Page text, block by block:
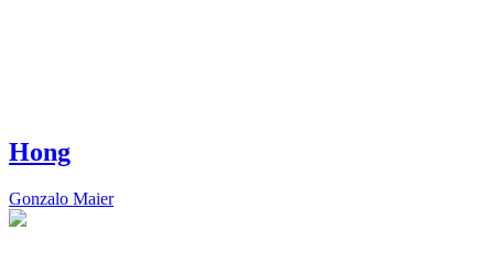
Hong
Gonzalo Maier